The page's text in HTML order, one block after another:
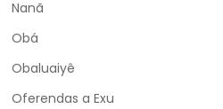
Nanã
Obá
Obaluaiyê
Oferendas a Exu